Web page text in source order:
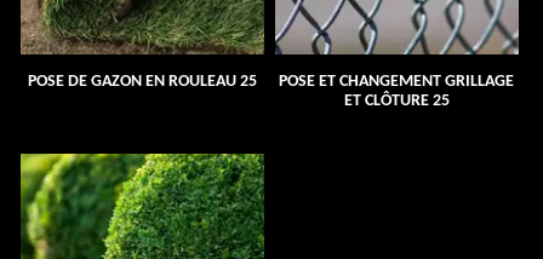
POSE DE GAZON EN ROULEAU 25
POSE ET CHANGEMENT GRILLAGE
ET CLÔTURE 25